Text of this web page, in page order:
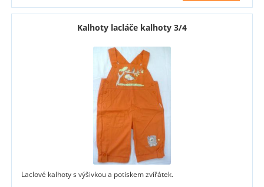
Kalhoty lacláče kalhoty 3/4
Laclové kalhoty s výšivkou a potiskem zvířátek.